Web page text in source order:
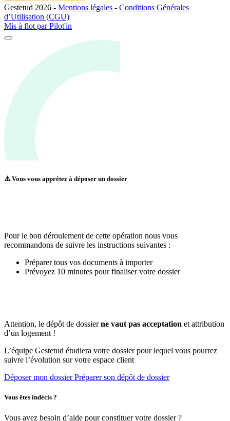
Gestetud 2026 - Mentions légales - Conditions Générales
d’Utilisation (CGU)
Mis à flot parPilot'in
⚠️ Vous vous apprêtez à déposer un dossier
Pour le bon déroulement de cette opération nous vous
recommandons de suivre les instructions suivantes :
Préparer tous vos documents à importer
Prévoyez 10 minutes pour finaliser votre dossier
Attention, le dépôt de dossierne vaut pas acceptation et attribution
d’un logement !
L’équipe Gestetud étudiera votre dossier pour lequel vous pourrez
suivre l’évolution sur votre espace client
Déposer mon dossierPréparer son dépôt de dossier
Vous êtes indécis ?
Vous avez besoin d’aide pour constituer votre dossier ?